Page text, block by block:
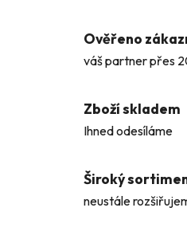
Ověřeno
váš partner přes
Zboží skladem
Ihned odesíláme
Široký
neustále